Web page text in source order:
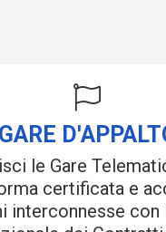
GARE
le Gare
certificata e
interconnesse con